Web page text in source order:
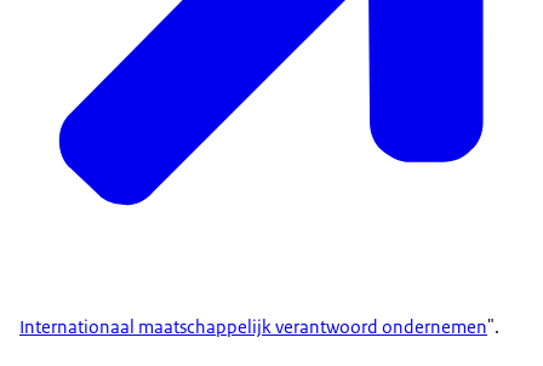
Internationaal maatschappelijk verantwoord ondernemen".